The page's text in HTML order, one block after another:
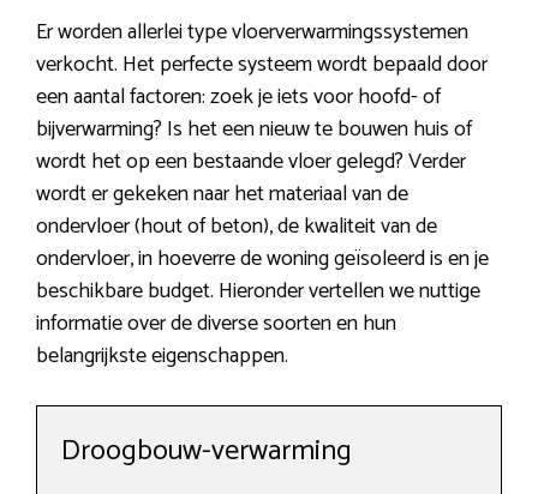
Er worden allerlei type vloerverwarmingssystemen
verkocht. Het perfecte systeem wordt bepaald door
een aantal factoren: zoek je iets voor hoofd- of
bijverwarming? Is het een nieuw te bouwen huis of
wordt het op een bestaande vloer gelegd? Verder
wordt er gekeken naar het materiaal van de
ondervloer (hout of beton), de kwaliteit van de
ondervloer, in hoeverre de woning geïsoleerd is en je
beschikbare budget. Hieronder vertellen we nuttige
informatie over de diverse soorten en hun
belangrijkste eigenschappen.
Droogbouw-verwarming